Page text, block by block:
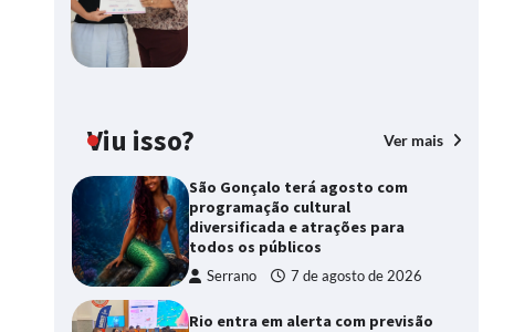
Viu isso? Ver mais
São Gonçalo terá agosto com
programação cultural
diversificada e atrações para
todos os públicos
Serrano 7 de agosto de 2026
Rio entra em alerta com previsão